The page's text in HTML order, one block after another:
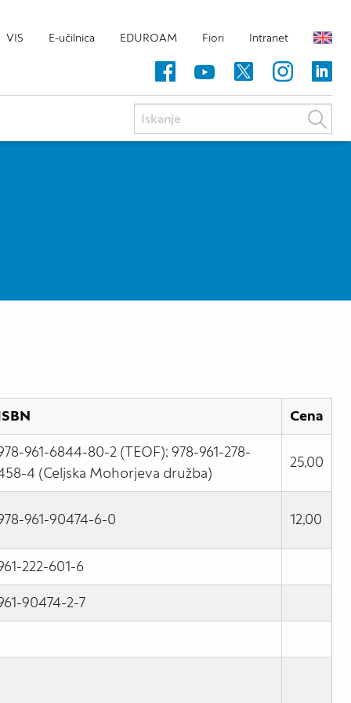
VIS E-učilnica EDUROAM Fiori Intranet
Cena
961-6844-80-2 (TEOF); 978-961-278-
4 (Celjska Mohorjeva družba)
25,00
961-90474-6-0 12,00
222-601-6
90474-2-7